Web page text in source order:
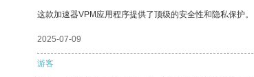
这款加速器VPM应用程序提供了顶级的安全性和隐私保护。
2025-07-09
游客